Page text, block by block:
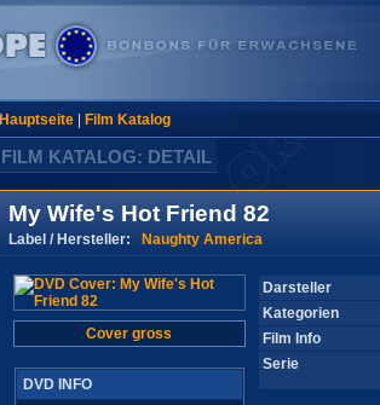
Hauptseite| Film Katalog
FILM KATALOG: DETAIL
My Wife's Hot Friend 82
Label / Hersteller: Naughty America
Cover gross
DVD INFO
Darsteller
Kategorien
Film Info
Serie